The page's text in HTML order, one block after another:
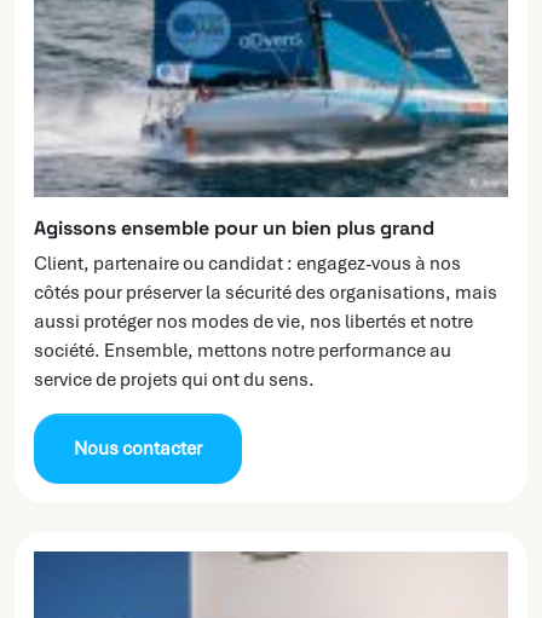
Agissons ensemble pour un bien plus grand
Client, partenaire ou candidat : engagez-vous à nos
côtés pour préserver la sécurité des organisations, mais
aussi protéger nos modes de vie, nos libertés et notre
société. Ensemble, mettons notre performance au
service de projets qui ont du sens.
Nous contacter